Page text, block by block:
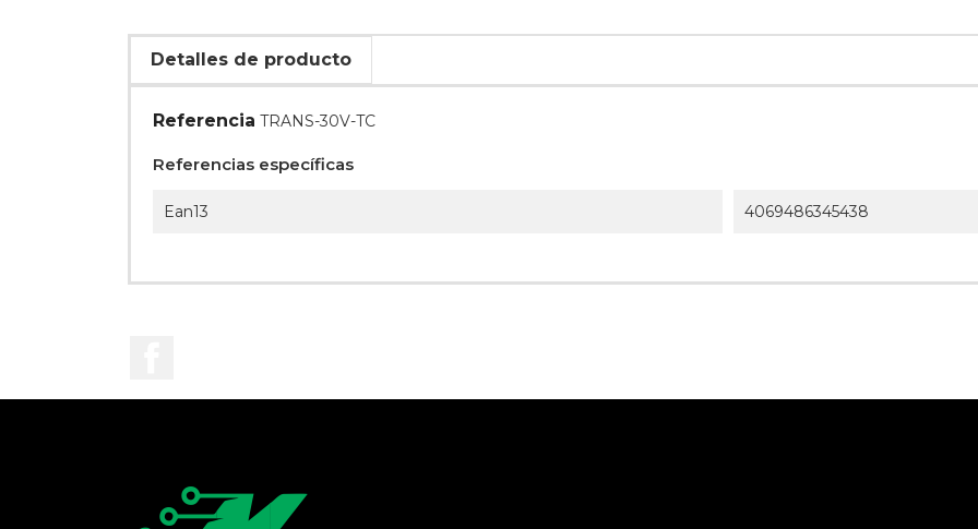
Detalles de producto
Referencia TRANS-30V-TC
Referencias específicas
Ean13 4069486345438